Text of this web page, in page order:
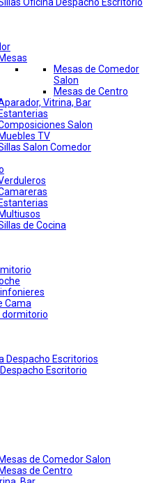
Oficina Despacho Escritorio
Mesas
Mesas de Comedor
Salon
Mesas de Centro
Vitrina, Bar
Estanterias
Salon
Muebles TV
Salon Comedor
Estanterias
Multiusos
de Cocina
Cama
dormitorio
Despacho Escritorios
Escritorio
Mesas de Comedor Salon
Mesas de Centro